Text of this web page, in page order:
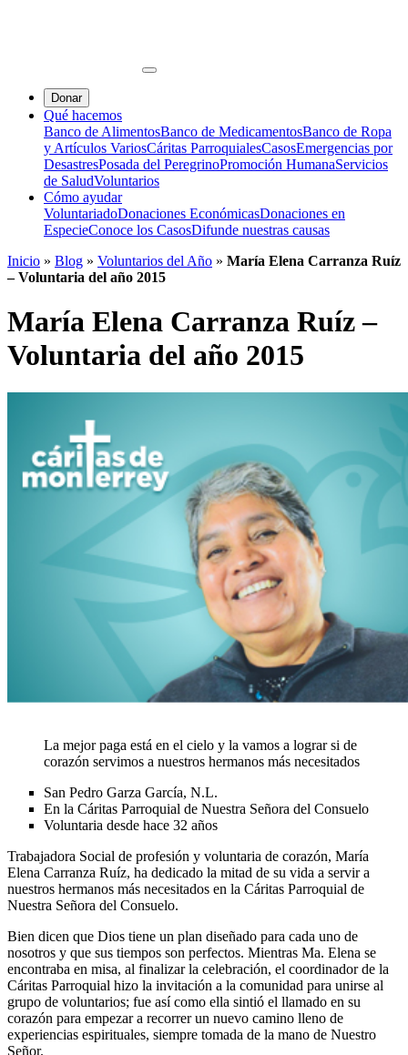
Donar
Qué hacemos
Banco de AlimentosBanco de MedicamentosBanco de Ropa
y Artículos VariosCáritas ParroquialesCasosEmergencias por
DesastresPosada del PeregrinoPromoción HumanaServicios
de SaludVoluntarios
Cómo ayudar
VoluntariadoDonaciones EconómicasDonaciones en
EspecieConoce los CasosDifunde nuestras causas
Inicio » Blog » Voluntarios del Año » María Elena Carranza Ruíz
– Voluntaria del año 2015
María Elena Carranza Ruíz –
Voluntaria del año 2015
La mejor paga está en el cielo y la vamos a lograr si de
corazón servimos a nuestros hermanos más necesitados
San Pedro Garza García, N.L.
En la Cáritas Parroquial de Nuestra Señora del Consuelo
Voluntaria desde hace 32 años
Trabajadora Social de profesión y voluntaria de corazón, María
Elena Carranza Ruíz, ha dedicado la mitad de su vida a servir a
nuestros hermanos más necesitados en la Cáritas Parroquial de
Nuestra Señora del Consuelo.
Bien dicen que Dios tiene un plan diseñado para cada uno de
nosotros y que sus tiempos son perfectos. Mientras Ma. Elena se
encontraba en misa, al finalizar la celebración, el coordinador de la
Cáritas Parroquial hizo la invitación a la comunidad para unirse al
grupo de voluntarios; fue así como ella sintió el llamado en su
corazón para empezar a recorrer un nuevo camino lleno de
experiencias espirituales, siempre tomada de la mano de Nuestro
Señor.